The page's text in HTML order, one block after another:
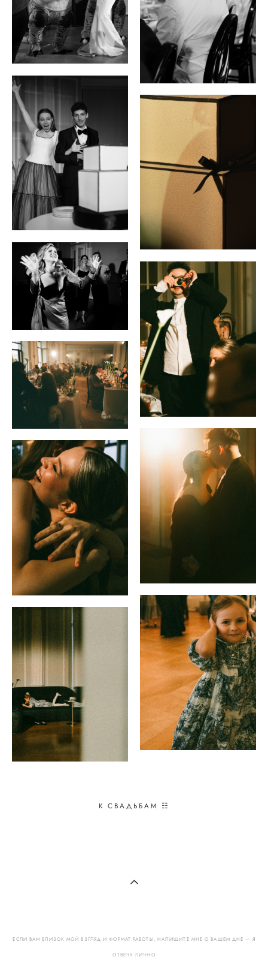
К СВАДЬБАМ ☷
ЕСЛИ ВАМ БЛИЗОК МОЙ ВЗГЛЯД И ФОРМАТ РАБОТЫ, НАПИШИТЕ МНЕ О ВАШЕМ ДНЕ — Я
ОТВЕЧУ ЛИЧНО